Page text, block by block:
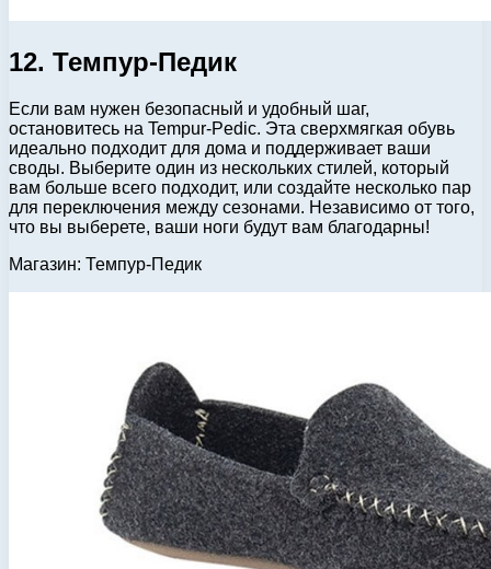
12. Темпур-Педик
Если вам нужен безопасный и удобный шаг,
остановитесь на Tempur-Pedic. Эта сверхмягкая обувь
идеально подходит для дома и поддерживает ваши
своды. Выберите один из нескольких стилей, который
вам больше всего подходит, или создайте несколько пар
для переключения между сезонами. Независимо от того,
что вы выберете, ваши ноги будут вам благодарны!
Магазин: Темпур-Педик